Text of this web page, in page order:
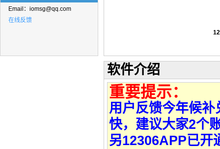
Email： iomsg@qq.com
在线反馈
软件介绍
重要提示：
用户反馈今年候
快，建议大家2个
另12306APP已开